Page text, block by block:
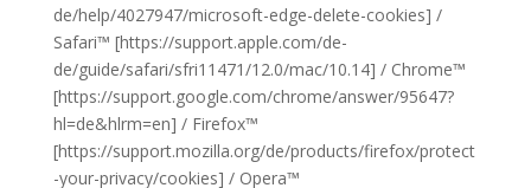
de/help/4027947/microsoft-edge-delete-cookies] /
Safari™ [https://support.apple.com/de-
de/guide/safari/sfri11471/12.0/mac/10.14] / Chrome™
[https://support.google.com/chrome/answer/95647?
hl=de&hlrm=en] / Firefox™
[https://support.mozilla.org/de/products/firefox/protect
-your-privacy/cookies] / Opera™